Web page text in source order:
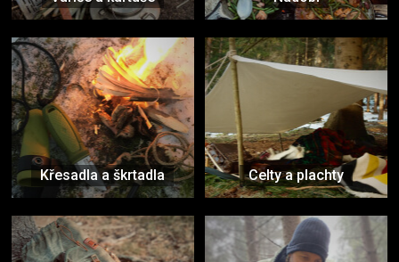
Křesadla a škrtadla Celty a plachty